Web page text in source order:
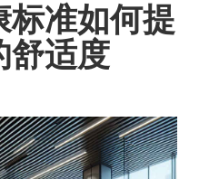
标准如何提
舒适度